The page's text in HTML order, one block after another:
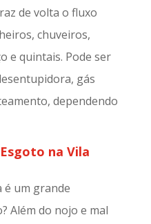
de volta o fluxo
chuveiros,
e quintais. Pode ser
gás
dependendo
na Vila
é um grande
Além do nojo e mal